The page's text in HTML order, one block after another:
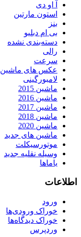
آ او دی
استون مارتین
بنز
بی ام دبلیو
دسته‌بندی نشده
رالی
سرعت
عکس های ماشین
لامبورگینی
ماشین 2015
ماشین 2016
ماشین 2017
ماشین 2018
ماشین 2020
ماشین های جدید
موتورسیکلت
وسیله نقلیه جدید
یاماها
اطلاعات
ورود
خوراک ورودی‌ها
خوراک دیدگاه‌ها
وردپرس